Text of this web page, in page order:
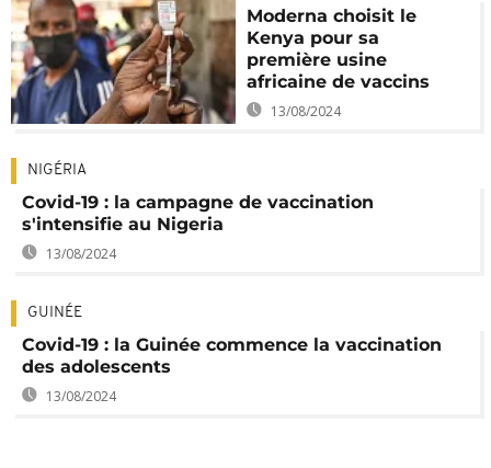
Moderna choisit le
Kenya pour sa
première usine
africaine de vaccins
13/08/2024
NIGÉRIA
Covid-19 : la campagne de vaccination
s'intensifie au Nigeria
13/08/2024
GUINÉE
Covid-19 : la Guinée commence la vaccination
des adolescents
13/08/2024